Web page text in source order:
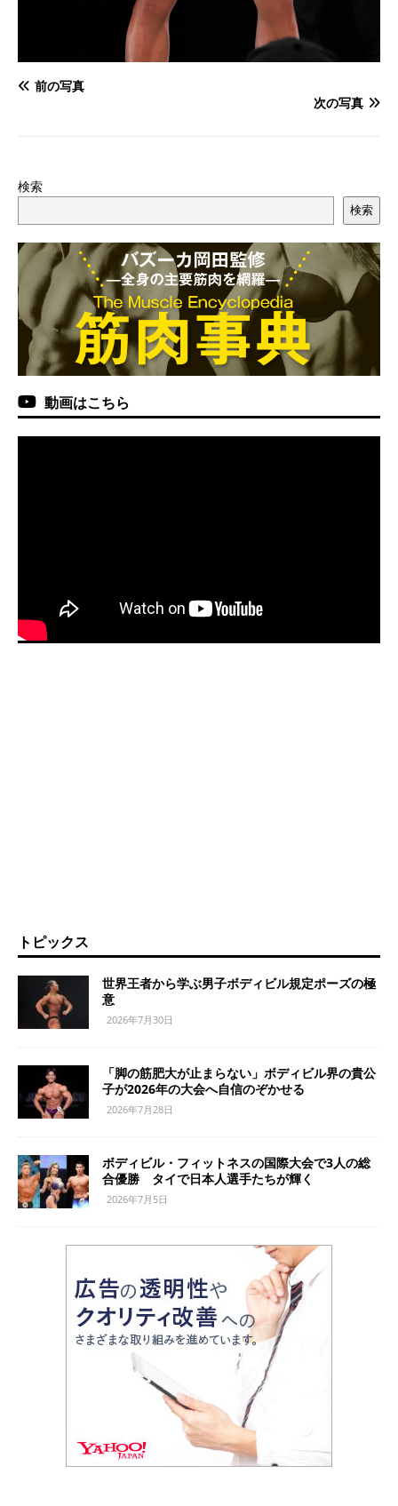
前の写真
次の写真
検索
検索
動画はこちら
トピックス
世界王者から学ぶ男子ボディビル規定ポーズの極
意
2026年7月30日
「脚の筋肥大が止まらない」ボディビル界の貴公
子が2026年の大会へ自信のぞかせる
2026年7月28日
ボディビル・フィットネスの国際大会で3人の総
合優勝 タイで日本人選手たちが輝く
2026年7月5日